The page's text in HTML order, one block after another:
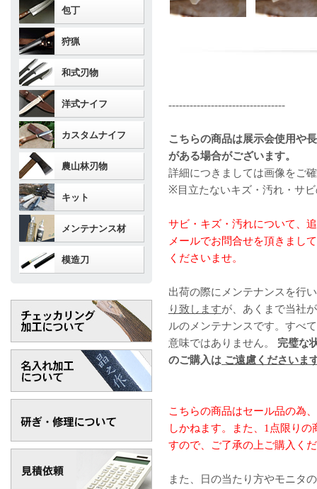
---------------------------------
こちらの商品は展示会使用や
がある場合がございます。
詳細につきましては画像をご
※目立たないキズ・汚れ・サ
サビ・キズ・汚れについて、
メールでお問合せを頂きまし
くださいませ。
出荷の際にメンテナンスを行
り致しますが、あくまで当社
ルのメンテナンスです。すべ
意味ではありません。 完璧な
のご購入は ご遠慮くださいま
こちらの商品はセール品の為
しかねます。また、1点限り
すので、ご了承の上ご購入く
また、日の当たり方やモニタ
包丁
狩猟
和式刃物
洋式ナイフ
カスタムナイフ
農山林刃物
キット
メンテナンス材
模造刀